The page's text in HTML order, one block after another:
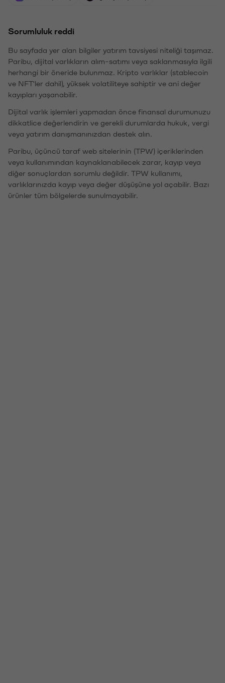
Sorumluluk reddi
Bu sayfada yer alan bilgiler yatırım tavsiyesi niteliği taşımaz.
Paribu, dijital varlıkların alım-satımı veya saklanmasıyla ilgili
herhangi bir öneride bulunmaz. Kripto varlıklar (stablecoin
ve NFT'ler dahil), yüksek volatiliteye sahiptir ve ani değer
kayıpları yaşanabilir.
Dijital varlık işlemleri yapmadan önce finansal durumunuzu
dikkatlice değerlendirin ve gerekli durumlarda hukuk, vergi
veya yatırım danışmanınızdan destek alın.
Paribu, üçüncü taraf web sitelerinin (TPW) içeriklerinden
veya kullanımından kaynaklanabilecek zarar, kayıp veya
diğer sonuçlardan sorumlu değildir. TPW kullanımı,
varlıklarınızda kayıp veya değer düşüşüne yol açabilir. Bazı
ürünler tüm bölgelerde sunulmayabilir.